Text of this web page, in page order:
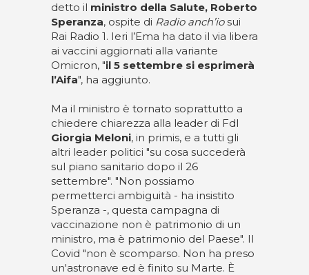
detto il ministro della Salute, Roberto
Speranza, ospite di Radio anch’iosui
Rai Radio 1. Ieri l’Ema ha dato il via libera
ai vaccini aggiornati alla variante
Omicron, "il 5 settembre si esprimerà
l’Aifa", ha aggiunto.
Ma il ministro è tornato soprattutto a
chiedere chiarezza alla leader di FdI
Giorgia Meloni, in primis, e a tutti gli
altri leader politici "su cosa succederà
sul piano sanitario dopo il 26
settembre". "Non possiamo
permetterci ambiguità - ha insistito
Speranza -, questa campagna di
vaccinazione non è patrimonio di un
ministro, ma è patrimonio del Paese". Il
Covid "non è scomparso. Non ha preso
un'astronave ed è finito su Marte. È